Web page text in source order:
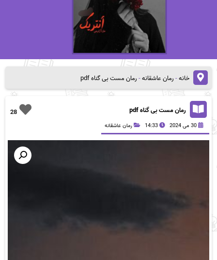
خانه-رمان عاشقانه-رمان مست بی گناه pdf
28 رمان مست بی گناه pdf
30 می 2024 14:33 رمان عاشقانه